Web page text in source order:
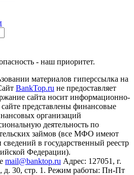
- наш приоритет.
материалов гиперссылка на
BankTop.ru не предоставляет
сайта носит информационно-
представлены финансовые
организаций
деятельность по
займов (все МФО имеют
сведений в государственный реестр
Федерации).
mail@banktop.ru Адрес: 127051, г.
д. 30, стр. 1. Режим работы: Пн-Пт